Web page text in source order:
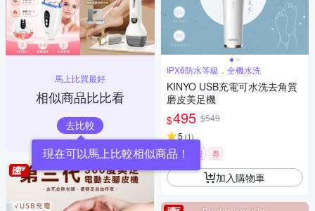
馬上比買最好
相似商品比比看
去比較
IPX6防水等級，全機水洗
KINYO USB充電可水洗去角質
磨皮美足機
$495 $549
5(1)
限時下殺 券
加入購物車